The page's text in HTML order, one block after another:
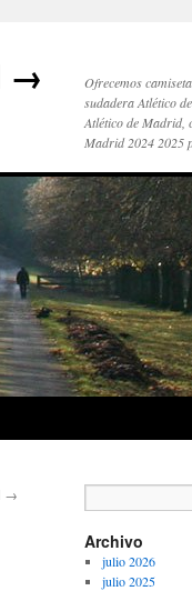
→
Ofrecemos
sudadera Atlético
Atlético de Madrid,
Madrid 2024 2025
→
Archivo
julio 2026
julio 2025